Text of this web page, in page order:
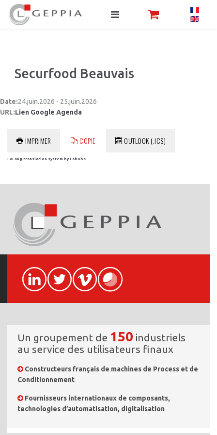
Securfood Beauvais
Date:24.juin.2026 - 25.juin.2026
URL:Lien Google Agenda
IMPRIMER COPIE OUTLOOK (.ICS)
FaLang translation system by Faboba
Un groupement de 150 industriels
au service des utilisateurs finaux
Constructeurs français de machines de Process et de
Conditionnement
Fournisseurs internationaux de composants,
technologies d’automatisation, digitalisation